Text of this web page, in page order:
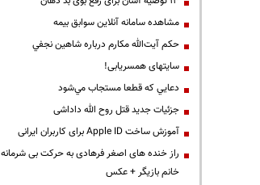
مشاهده سامانه آنلاين سوابق بیمه
حكم آيت‌الله مكارم درباره شاهين نجفي
سایتهای همسریابی!
دعايي كه قطعا مستجاب مي‌شود
جزئیات جدید قتل روح الله داداشی
آموزش ساخت Apple ID برای کاربران ایرانی
راز خنده های اصغر فرهادی به حرکت بی شرمانه
خانم بازیگر + عکس